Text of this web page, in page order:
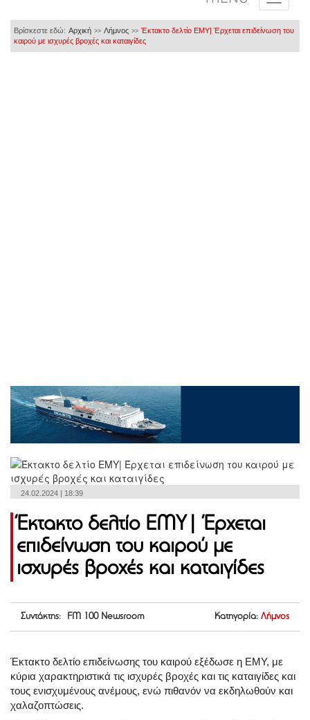
Βρίσκεστε εδώ: Αρχική >> Λήμνος >> Έκτακτο δελτίο ΕΜΥ| Έρχεται επιδείνωση του
καιρού με ισχυρές βροχές και καταιγίδες
24.02.2024 | 18:39
Έκτακτο δελτίο ΕΜΥ| Έρχεται
επιδείνωση του καιρού με
ισχυρές βροχές και καταιγίδες
Συντάκτης: FM 100 Newsroom Κατηγορία: Λήμνος
Έκτακτο δελτίο επιδείνωσης του καιρού εξέδωσε η ΕΜΥ, με
κύρια χαρακτηριστικά τις ισχυρές βροχές και τις καταιγίδες και
τους ενισχυμένους ανέμους, ενώ πιθανόν να εκδηλωθούν και
χαλαζοπτώσεις.